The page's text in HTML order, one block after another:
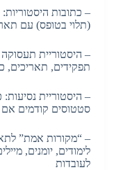
(תלוי בטופס) עם
– היסטוריית
תפקידים, תאריכים,
– היסטוריית נסיעות:
סטטוסים קודמים אם
– “מקורות אמת”
לימודים, יומנים,
לעובדות